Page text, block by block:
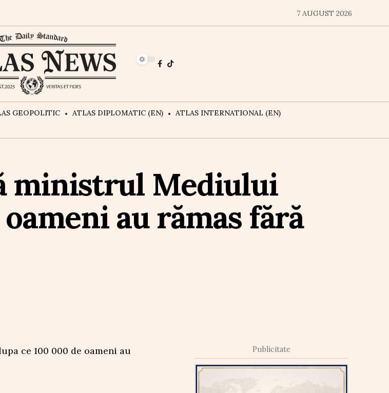
7 AUGUST 2026
GEOPOLITIC ATLAS DIPLOMATIC (EN)
ATLAS INTERNATIONAL (EN)
ministrul Mediului
au rămas fără
Publicitate